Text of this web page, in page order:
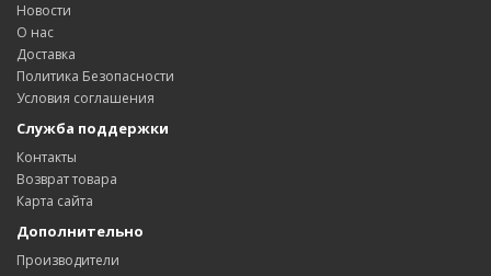
Новости
О нас
Доставка
Политика Безопасности
Условия соглашения
Служба поддержки
Контакты
Возврат товара
Карта сайта
Дополнительно
Производители